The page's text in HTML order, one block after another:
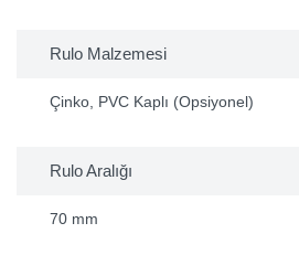
Rulo Malzemesi
Çinko, PVC Kaplı (Opsiyonel)
Rulo Aralığı
70 mm